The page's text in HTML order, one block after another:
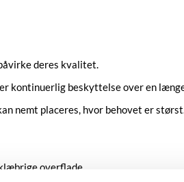
deres kvalitet.
kontinuerlig beskyttelse over en
nemt placeres, hvor behovet er
overflade.